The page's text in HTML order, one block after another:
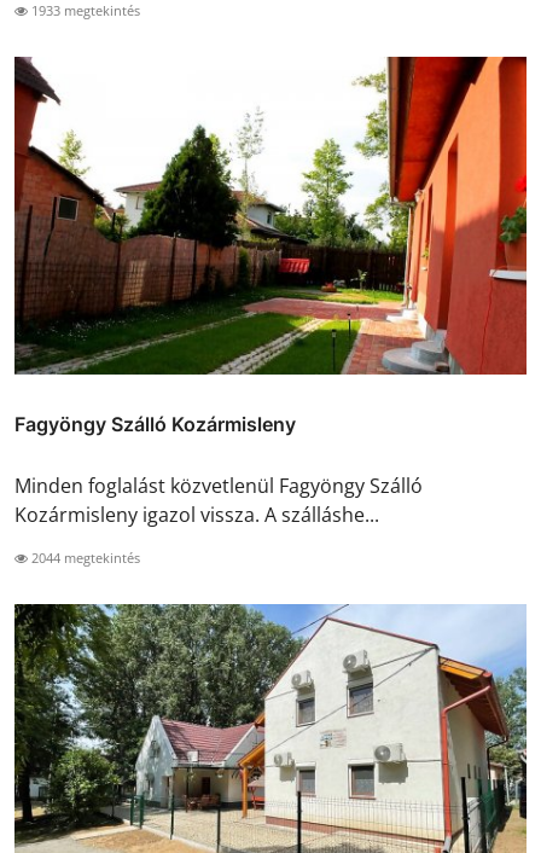
1933 megtekintés
Fagyöngy Szálló Kozármisleny
Minden foglalást közvetlenül Fagyöngy Szálló
Kozármisleny igazol vissza. A szálláshe...
2044 megtekintés